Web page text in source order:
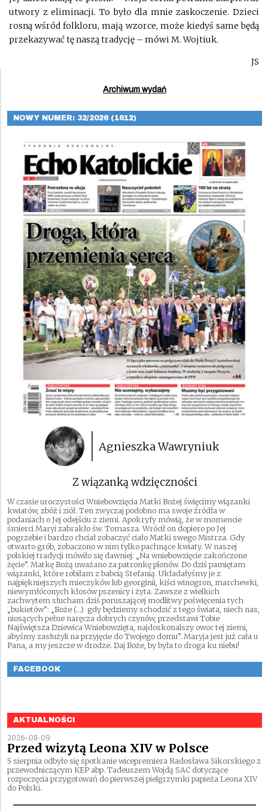
utwory z eliminacji. To było dla mnie zaskoczenie. Dzieci
rosną wśród folkloru, mają wzorce, może kiedyś same będą
przekazywać tę naszą tradycję – mówi M. Wojtiuk.
JS
Archiwum wydań
NOWY NUMER: 32/2026 (1612)
Agnieszka Wawryniuk
Z wiązanką wdzięczności
W czasie uroczystości Wniebowzięcia Matki Bożej święcimy wiązanki
kwiatów, zbóż i ziół. Ten zwyczaj podobno ma swoje źródła w
podaniach o Jej odejściu z ziemi. Apokryfy mówią, że w momencie
śmierci Maryi zabrakło św. Tomasza. Wrócił on dopiero po Jej
pogrzebie i bardzo chciał zobaczyć ciało Matki swego Mistrza. Gdy
otwarto grób, zobaczono w nim tylko pachnące kwiaty. W naszej
polskiej tradycji mówiło się dawniej: „Na wniebowzięcie zakończone
żęcie”. Matkę Bożą uważano za patronkę plonów. Do dziś pamiętam
wiązanki, które robiłam z babcią Stefanią. Układałyśmy je z
najpiękniejszych mieczyków lub georginii, kiści winogron, marchewki,
niewymłóconych kłosów pszenicy i żyta. Zawsze z wielkich
zachwytem słucham dziś poruszającej modlitwy poświęcenia tych
„bukietów”: „Boże (…) gdy będziemy schodzić z tego świata, niech nas,
niosących pełne naręcza dobrych czynów, przedstawi Tobie
Najświętsza Dziewica Wniebowzięta, najdoskonalszy owoc tej ziemi,
abyśmy zasłużyli na przyjęcie do Twojego domu”. Maryja jest już cała u
Pana, a my jeszcze w drodze. Daj Boże, by była to droga ku niebu!
FACEBOOK
AKTUALNOŚCI
2026-08-09
Przed wizytą Leona XIV w Polsce
5 sierpnia odbyło się spotkanie wicepremiera Radosława Sikorskiego z
przewodniczącym KEP abp. Tadeuszem Wojdą SAC dotyczące
rozpoczęcia przygotowań do pierwszej pielgrzymki papieża Leona XIV
do Polski.